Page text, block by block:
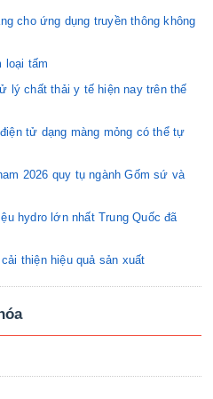
cho ứng dụng truyền thông không
loại tấm
lý chất thải y tế hiện nay trên thế
tử dạng màng mỏng có thể tự
2026 quy tụ ngành Gốm sứ và
hydro lớn nhất Trung Quốc đã
thiện hiệu quả sản xuất